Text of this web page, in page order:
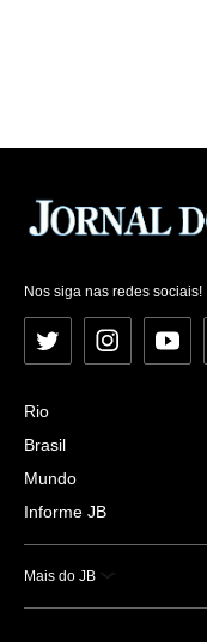
Nos siga nas redes sociais!
Twitter Instagram
Rio
Brasil
Mundo
Informe JB
Mais do JB
Esportes